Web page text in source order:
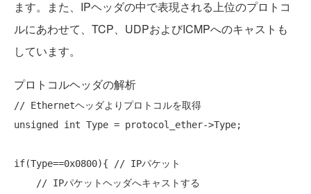
ます。また、IPヘッダの中で表現される上位のプロトコ
ルにあわせて、TCP、UDPおよびICMPへのキャストも
しています。
プロトコルヘッダの解析
// Ethernetヘッダよりプロトコルを取得
unsigned
int Type = protocol_ether->Type;
if(Type==0x0800){ // IPパケット
// IPパケットヘッダへキャストする